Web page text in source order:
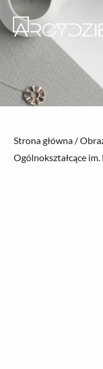
Przejdź
do
treści
Strona główna /
Ogólnokształcące